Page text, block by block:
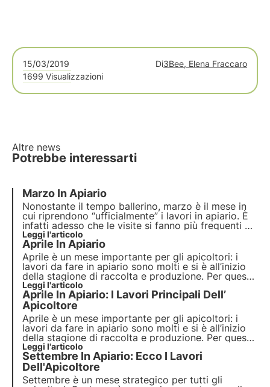
15/03/2019 Di3Bee, Elena Fraccaro
1699 Visualizzazioni
Altre news
Potrebbe interessarti
Marzo In Apiario
Nonostante il tempo ballerino, marzo è il mese in
cui riprendono “ufficialmente” i lavori in apiario. È
infatti adesso che le visite si fanno più frequenti e
che si iniziano a prendere quegli accorgimenti
necessari per affrontare nel modo migliore l’inizio
delle fioriture.
Leggi l'articolo
Aprile In Apiario
Aprile è un mese importante per gli apicoltori: i
lavori da fare in apiario sono molti e si è all’inizio
della stagione di raccolta e produzione. Per questo
motivo è molto importante sapere quali sono gli
interventi che devono essere fatti per poter avere
delle famiglie nelle migliori condizioni.
Leggi l'articolo
Aprile In Apiario: I Lavori Principali Dell’
Apicoltore
Aprile è un mese importante per gli apicoltori: i
lavori da fare in apiario sono molti e si è all’inizio
della stagione di raccolta e produzione. Per questo
motivo è molto importante sapere quali sono gli
interventi che devono essere fatti per poter avere
delle famiglie nelle migliori condizioni.
Leggi l'articolo
Settembre In Apiario: Ecco I Lavori
Dell'Apicoltore
Settembre è un mese strategico per tutti gli